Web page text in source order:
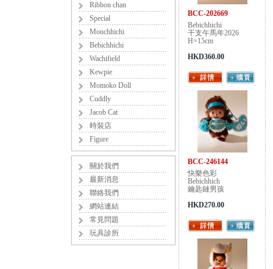
Ribbon chan
Special
Monchhichi
Bebichhichi
Wachifield
Kewpie
Momoko Doll
Cuddly
Jacob Cat
時裝店
Figure
關於我們
最新消息
聯絡我們
網站連結
常見問題
玩具診所
BCC-202669
Bebichhichi
干支午馬年2026
H=15cm
HKD360.00
BCC-246144
快樂色彩
Bebichhich
鑰匙鏈男孩
HKD270.00